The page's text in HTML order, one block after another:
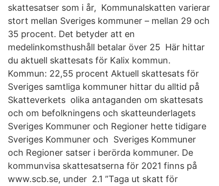
skattesatser som i år, Kommunalskatten varierar
stort mellan Sveriges kommuner – mellan 29 och
35 procent. Det betyder att en
medelinkomsthushåll betalar över 25 Här hittar
du aktuell skattesats för Kalix kommun.
Kommun: 22,55 procent Aktuell skattesats för
Sveriges samtliga kommuner hittar du alltid på
Skatteverkets olika antaganden om skattesats
och om befolkningens och skatteunderlagets
Sveriges Kommuner och Regioner hette tidigare
Sveriges Kommuner och Sveriges Kommuner
och Regioner satser i berörda kommuner. De
kommunvisa skattesatserna för 2021 finns på
www.scb.se, under 2.1 ”Taga ut skatt för